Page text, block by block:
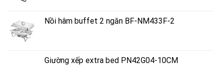
4.500.000 ₫.là:
Nồi hâm buffet 2 ngăn BF-NM433F-2
Giường xếp extra bed PN42G04-10CM